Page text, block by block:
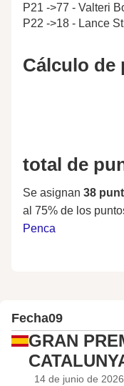
P21 ->77 - Valteri
P22 ->18 - Lance
Cálculo de
total de
Se asignan 38
al 75% de los
Penca
Fecha09
GRAN
14 de junio de